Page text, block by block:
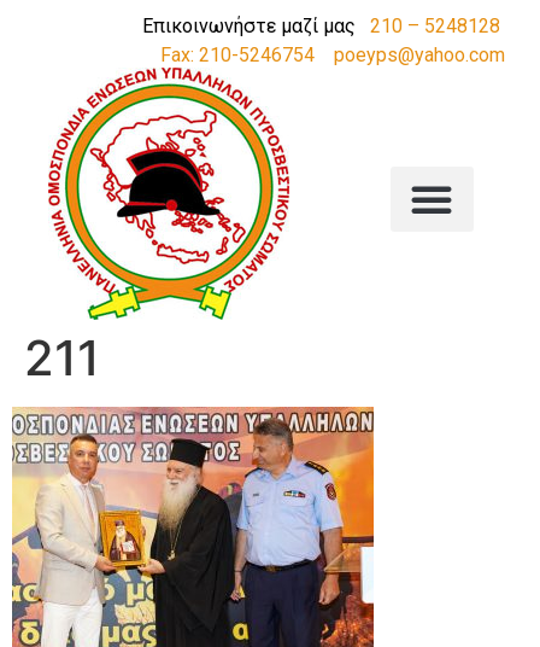
Επικοινωνήστε μαζί μας 210 – 5248128
Fax: 210-5246754
poeyps@yahoo.com
211